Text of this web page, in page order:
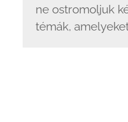
ne ostromoljuk
témák,